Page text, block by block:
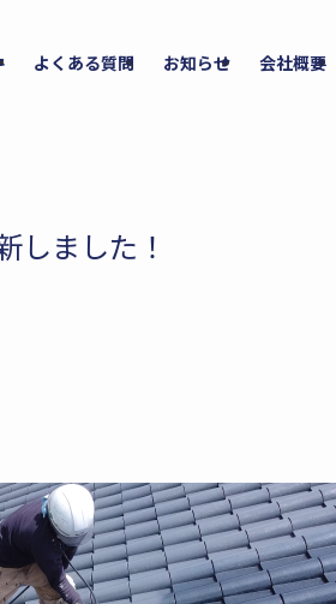
よくある質問 お知らせ 会社概要
しました！